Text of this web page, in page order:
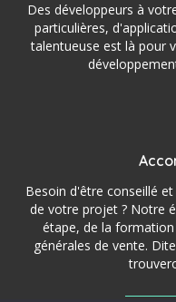
Des développeurs à
particulières,
talentueuse est là pour
Besoin d'être conseillé
de votre projet ? Notre
étape, de la
générales de vente.